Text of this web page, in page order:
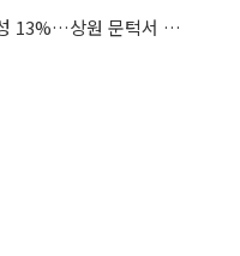
美 클래리티 법안 연내 통과 가능성 13%…상원 문턱서 제동